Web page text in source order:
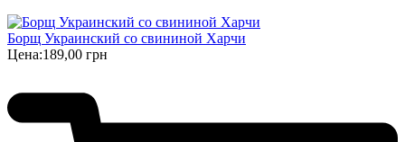
Борщ Украинский cо свининой Харчи
Цена:189,00 грн